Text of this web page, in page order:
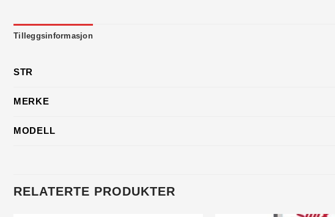
Tilleggsinformasjon
STR
MERKE
MODELL
RELATERTE PRODUKTER